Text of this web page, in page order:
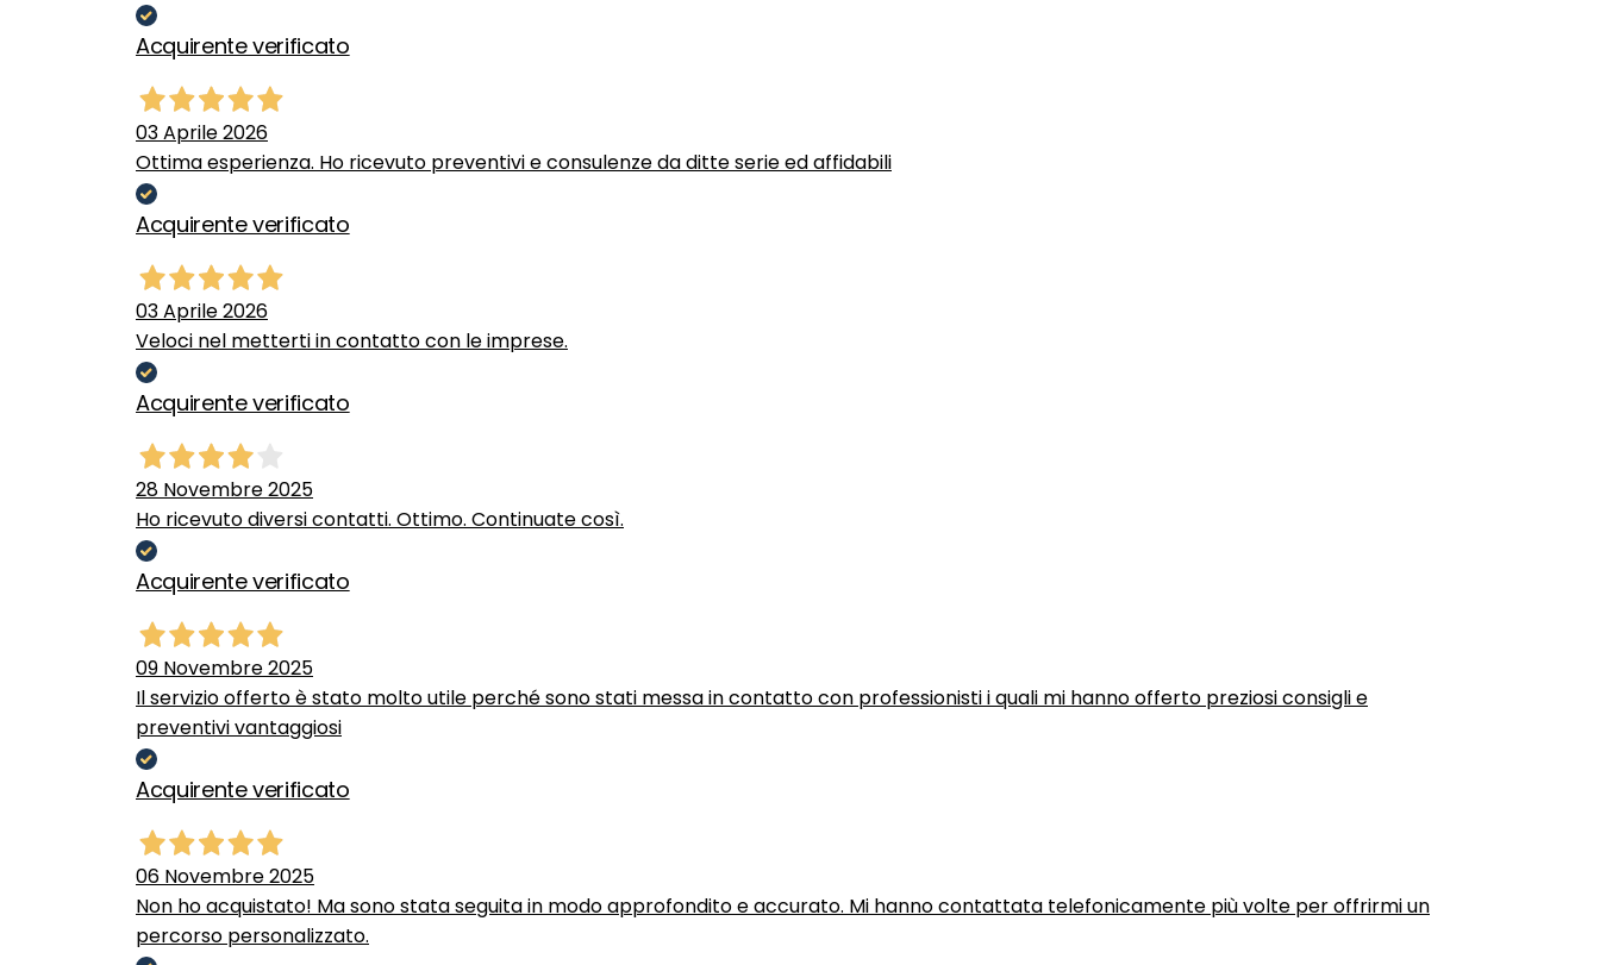
Acquirente verificato
03 Aprile 2026
Ottima esperienza. Ho ricevuto preventivi e consulenze da ditte serie ed affidabili
Acquirente verificato
03 Aprile 2026
Veloci nel metterti in contatto con le imprese.
Acquirente verificato
28 Novembre 2025
Ho ricevuto diversi contatti. Ottimo. Continuate così.
Acquirente verificato
09 Novembre 2025
Il servizio offerto è stato molto utile perché sono stati messa in contatto con professionisti i quali mi hanno offerto preziosi consigli e
preventivi vantaggiosi
Acquirente verificato
06 Novembre 2025
Non ho acquistato! Ma sono stata seguita in modo approfondito e accurato. Mi hanno contattata telefonicamente più volte per offrirmi un
percorso personalizzato.